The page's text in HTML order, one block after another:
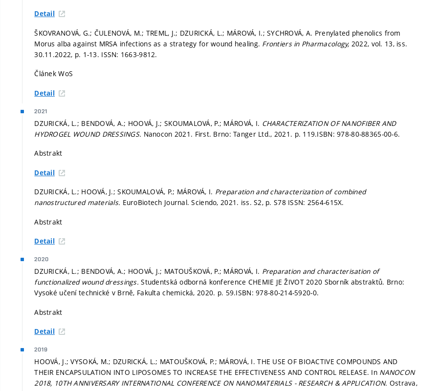
Detail
ŠKOVRANOVÁ, G.; ČULENOVÁ, M.; TREML, J.; DZURICKÁ, L.; MÁROVÁ, I.; SYCHROVÁ, A. Prenylated phenolics from
Morus alba against MRSA infections as a strategy for wound healing. Frontiers in Pharmacology, 2022, vol. 13, iss.
30.11.2022, p. 1-13. ISSN: 1663-9812.
Článek WoS
Detail
2021
DZURICKÁ, L.; BENDOVÁ, A.; HOOVÁ, J.; SKOUMALOVÁ, P.; MÁROVÁ, I. CHARACTERIZATION OF NANOFIBER AND
HYDROGEL WOUND DRESSINGS. Nanocon 2021. First. Brno: Tanger Ltd., 2021. p. 119.ISBN: 978-80-88365-00-6.
Abstrakt
Detail
DZURICKÁ, L.; HOOVÁ, J.; SKOUMALOVÁ, P.; MÁROVÁ, I. Preparation and characterization of combined
nanostructured materials. EuroBiotech Journal. Sciendo, 2021. iss. S2, p. S78 ISSN: 2564-615X.
Abstrakt
Detail
2020
DZURICKÁ, L.; BENDOVÁ, A.; HOOVÁ, J.; MATOUŠKOVÁ, P.; MÁROVÁ, I. Preparation and characterisation of
functionalized wound dressings.Studentská odborná konference CHEMIE JE ŽIVOT 2020 Sborník abstraktů. Brno:
Vysoké učení technické v Brně, Fakulta chemická, 2020. p. 59.ISBN: 978-80-214-5920-0.
Abstrakt
Detail
2019
HOOVÁ, J.; VYSOKÁ, M.; DZURICKÁ, L.; MATOUŠKOVÁ, P.; MÁROVÁ, I. THE USE OF BIOACTIVE COMPOUNDS AND
THEIR ENCAPSULATION INTO LIPOSOMES TO INCREASE THE EFFECTIVENESS AND CONTROL RELEASE. In NANOCON
2018, 10TH ANNIVERSARY INTERNATIONAL CONFERENCE ON NANOMATERIALS - RESEARCH & APPLICATION. Ostrava,